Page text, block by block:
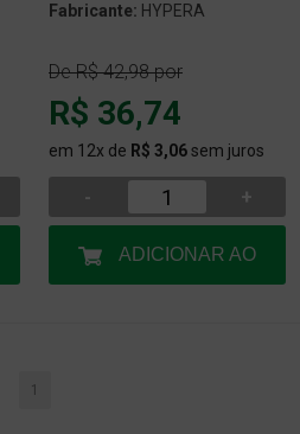
Fabricante: HYPERA
DeR$ 42,98por
R$ 36,74
em 12x de R$ 3,06sem juros
- +
1